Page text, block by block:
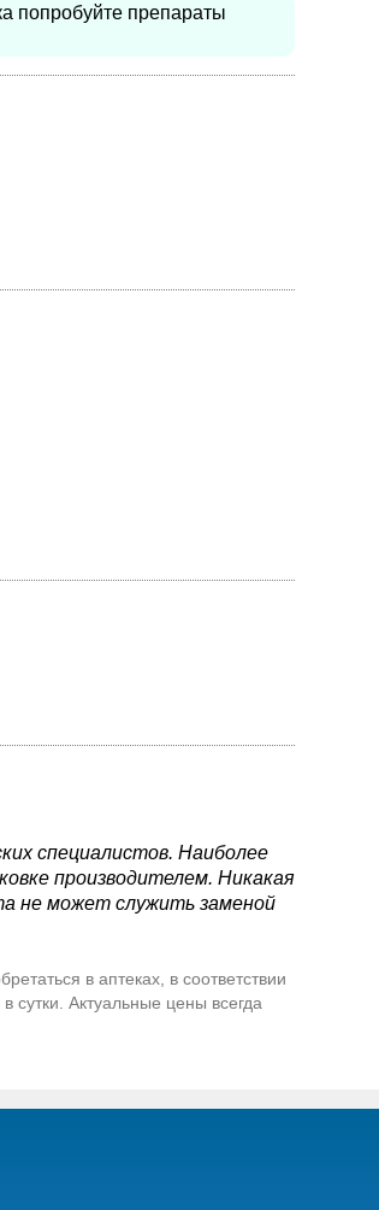
попробуйте препараты
специалистов. Наиболее
производителем. Никакая
не может служить заменой
в аптеках, в соответствии
Актуальные цены всегда